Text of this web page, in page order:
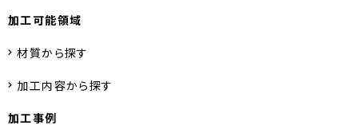
加工可能領域
材質から探す
加工内容から探す
加工事例